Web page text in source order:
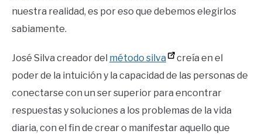
nuestra realidad, es por eso que debemos elegirlos
sabiamente.
José Silva creador del método silva
creía en el
poder de la intuición y la capacidad de las personas de
conectarse con un ser superior para encontrar
respuestas y soluciones a los problemas de la vida
diaria, con el fin de crear o manifestar aquello que